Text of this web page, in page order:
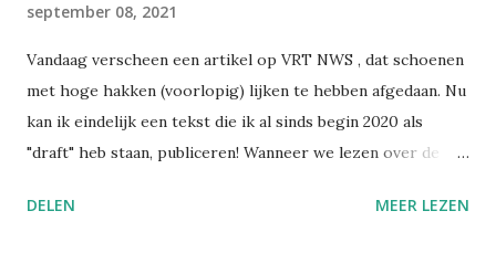
september 08, 2021
Vandaag verscheen een artikel op VRT NWS , dat schoenen
met hoge hakken (voorlopig) lijken te hebben afgedaan. Nu
kan ik eindelijk een tekst die ik al sinds begin 2020 als
"draft" heb staan, publiceren! Wanneer we lezen over de
we van zulke barbaarse martelpraktijken. Hoe heeft een
DELEN MEER LEZEN